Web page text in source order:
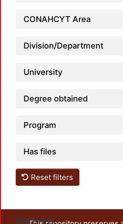
CONAHCYT Area
Division/Department
University
Degree obtained
Program
Has files
Reset filters
Settings